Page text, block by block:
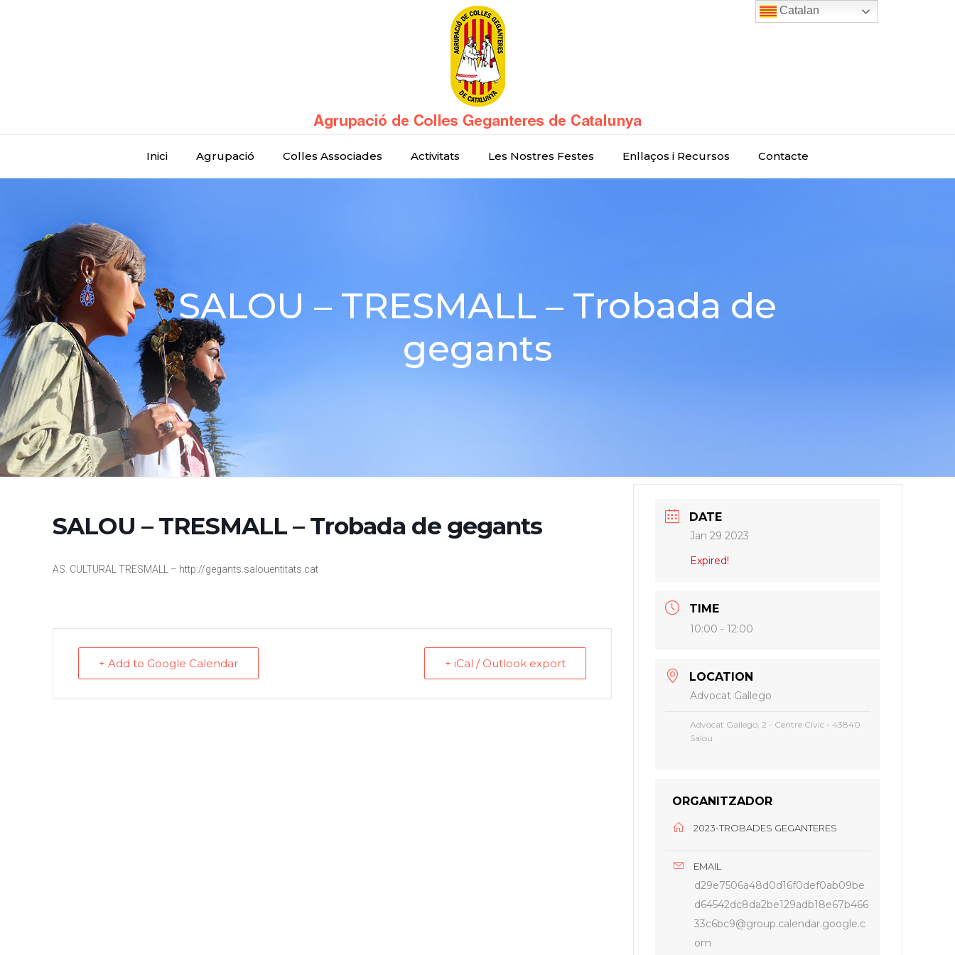
Inici Agrupació Colles Associades Activitats Les Nostres Festes Enllaços i Recursos Contacte
SALOU – TRESMALL – Trobada de
gegants
SALOU – TRESMALL – Trobada de gegants
AS. CULTURAL TRESMALL – http://gegants.salouentitats.cat
+ Add to Google Calendar + iCal / Outlook export
DATE
Jan 29 2023
Expired!
TIME
10:00 - 12:00
LOCATION
Advocat Gallego
Advocat Gallego, 2 - Centre Cívic - 43840
Salou
ORGANITZADOR
2023-TROBADES GEGANTERES
EMAIL
d29e7506a48d0d16f0def0ab09be
d64542dc8da2be129adb18e67b466
33c6bc9@group.calendar.google.c
om
Catalan